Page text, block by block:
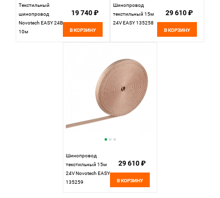
Текстильный
шинопровод
Novotech EASY 24В
10м
19 740 ₽
В КОРЗИНУ
Шинопровод
текстильный 15м
24V EASY 135258
29 610 ₽
В КОРЗИНУ
Шинопровод
текстильный 15м
24V Novotech EASY
135259
29 610 ₽
В КОРЗИНУ